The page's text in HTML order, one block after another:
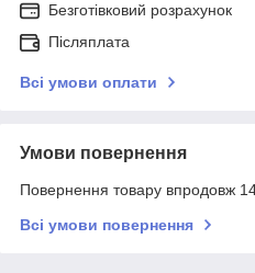
Безготівковий розрахунок
Післяплата
Всі умови оплати
Умови повернення
Повернення товару впродовж
Всі умови повернення